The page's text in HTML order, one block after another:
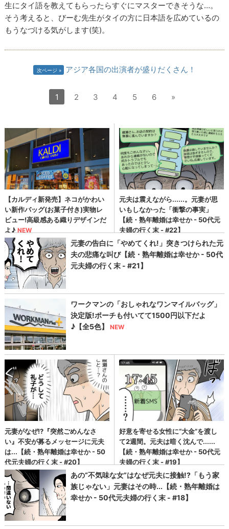
生にタイ語を教えてもらったらすぐにマスターできそうな…。
そう考えると、びーむ先生がタイの方に日本語を広めているの
もうなづける気がします(笑)。
次ページ アジア各国の出演者が盛りだくさん！
1 2 3 4 5 6 »